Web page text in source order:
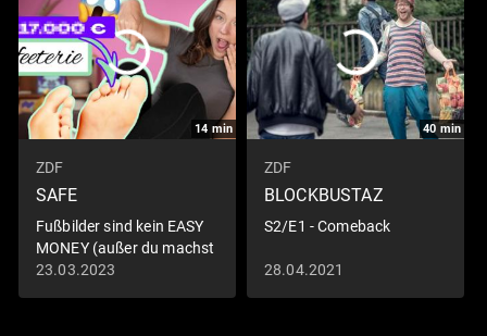
14 min
ZDF
SAFE
Fußbilder sind kein EASY
MONEY (außer du machst
es SO)
23.03.2023
40 min
ZDF
BLOCKBUSTAZ
S2/E1 - Comeback
28.04.2021